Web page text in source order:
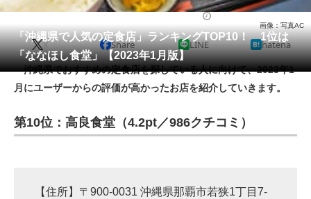
動物 リサーチ
会員記事
メディア
注目記事を集めた総合ページ
ITの今と未来を見通す
「沖縄県で人気の定食店」ランキングTOP10！ 1位は
「ななほし食堂」【2023年1月版】
画像：写真AC
X Share LINE hatena
沖縄県でおすすめの定食店を探している人に向けて、2023年1
月にユーザーからの評価が高かったお店を紹介していきます。
第10位：高良食堂（4.2pt／986クチコミ）
【住所】〒900-0031 沖縄県那覇市若狭1丁目7-